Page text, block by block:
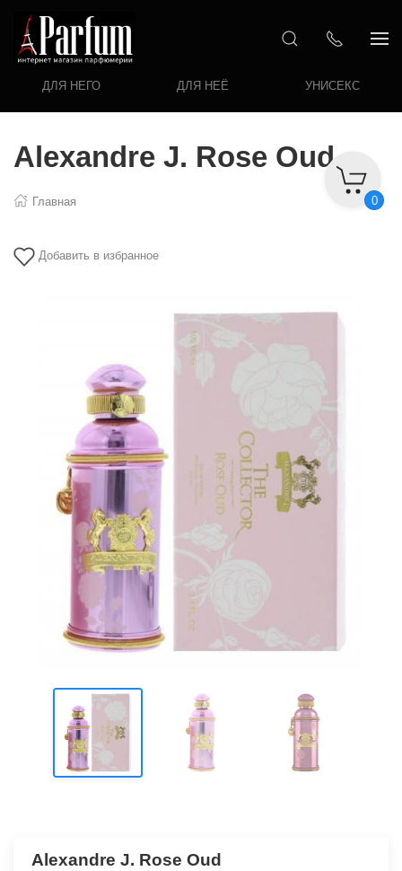
ДЛЯ НЕГО ДЛЯ НЕЁ УНИСЕКС
0
Alexandre J. Rose Oud
Главная
Добавить в избранное
Alexandre J. Rose Oud